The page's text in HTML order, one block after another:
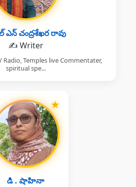
ఎన్ చంద్రశేఖర రావు
✍️ Writer
Radio, Temples live Commentater,
spiritual spe...
★
డి . షాహినా